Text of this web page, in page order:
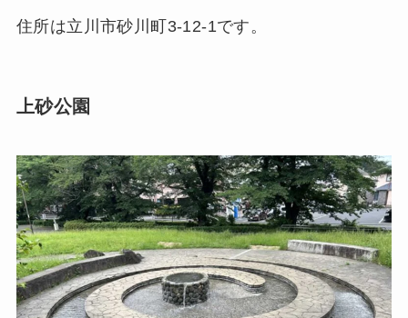
住所は立川市砂川町3-12-1です。
上砂公園